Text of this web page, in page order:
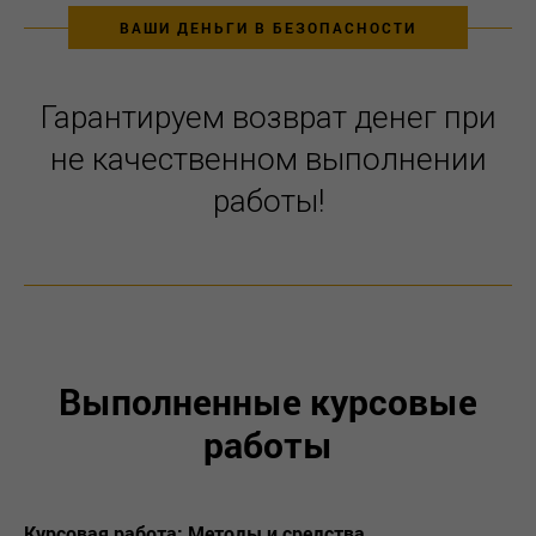
ВАШИ ДЕНЬГИ В БЕЗОПАСНОСТИ
Гарантируем возврат денег при
не качественном выполнении
работы!
Выполненные курсовые
работы